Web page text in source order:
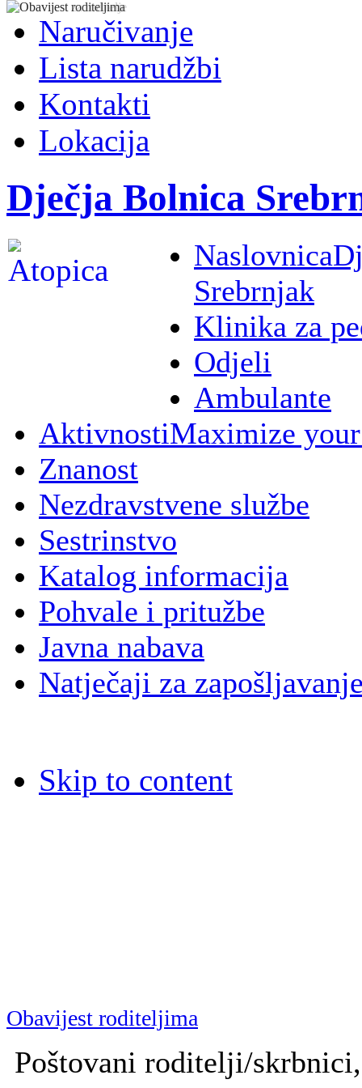
Naručivanje
Lista narudžbi
Kontakti
Lokacija
Dječja Bolnica
Naslovnica
Srebrnjak
Klinika za
Odjeli
Ambulante
AktivnostiMaximize
Znanost
Nezdravstvene službe
Sestrinstvo
Katalog informacija
Pohvale i pritužbe
Javna nabava
Natječaji za
Skip to content
Dječja bolnica Srebrnjak
Dječja bolnica Srebrnjak